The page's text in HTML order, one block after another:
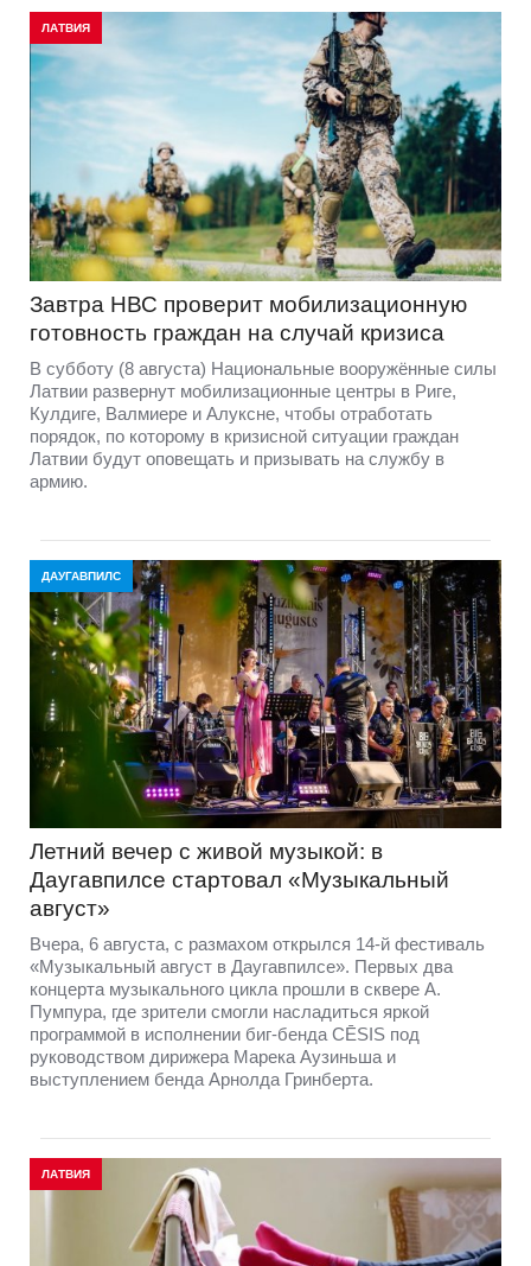
ЛАТВИЯ
Завтра НВС проверит мобилизационную
готовность граждан на случай кризиса
В субботу (8 августа) Национальные вооружённые силы
Латвии развернут мобилизационные центры в Риге,
Кулдиге, Валмиере и Алуксне, чтобы отработать
порядок, по которому в кризисной ситуации граждан
Латвии будут оповещать и призывать на службу в
армию.
ДАУГАВПИЛС
Летний вечер с живой музыкой: в
Даугавпилсе стартовал «Музыкальный
август»
Вчера, 6 августа, с размахом открылся 14-й фестиваль
«Музыкальный август в Даугавпилсе». Первых два
концерта музыкального цикла прошли в сквере А.
Пумпура, где зрители смогли насладиться яркой
программой в исполнении биг-бенда CĒSIS под
руководством дирижера Марека Аузиньша и
выступлением бенда Арнолда Гринберта.
ЛАТВИЯ